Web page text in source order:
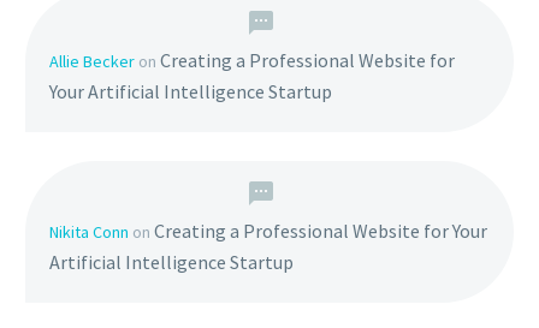
Allie Becker on Creating a Professional Website for
Your Artificial Intelligence Startup
Nikita Conn on Creating a Professional Website for Your
Artificial Intelligence Startup